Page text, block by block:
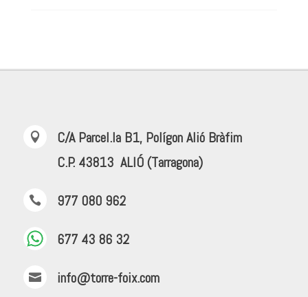

C/A Parcel.la B1, Polígon Alió Bràfim
C.P. 43813 ALIÓ (Tarragona)
 977 080 962
677 43 86 32
 info@torre-foix.com